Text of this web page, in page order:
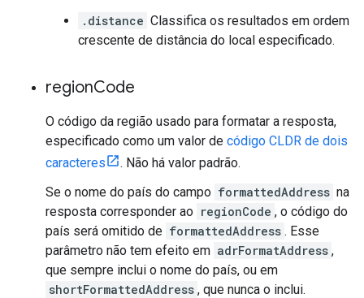
.distance Classifica os resultados em ordem
crescente de distância do local especificado.
regionCode
O código da região usado para formatar a resposta,
especificado como um valor de código CLDR de dois
caracteres
. Não há valor padrão.
Se o nome do país do campo formattedAddress na
resposta corresponder ao regionCode , o código do
país será omitido de formattedAddress . Esse
parâmetro não tem efeito em adrFormatAddress ,
que sempre inclui o nome do país, ou em
shortFormattedAddress , que nunca o inclui.